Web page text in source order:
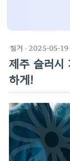
철거 · 2025-05-19
제주 슬러시
하게!